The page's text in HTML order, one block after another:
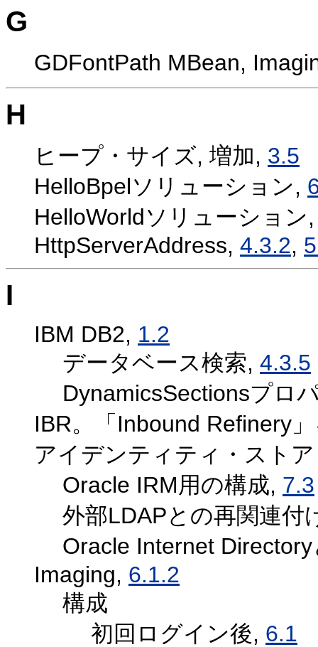
G
GDFontPath MBean,
H
ヒープ・サイズ, 増加, 3.5
HelloBpelソリューション,
HelloWorldソリューショ
HttpServerAddress, 4.3.2,
I
IBM DB2, 1.2
データベース検索, 4.3.5
DynamicsSectionsプロ
IBR。「Inbound Refinery
アイデンティティ・ストア
Oracle IRM用の構成, 7.3
外部LDAPとの再関連付
Oracle Internet
Imaging, 6.1.2
構成
初回ログイン後, 6.1